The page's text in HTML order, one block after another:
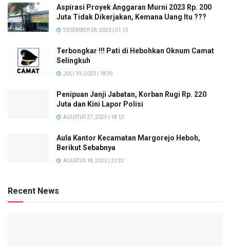
Aspirasi Proyek Anggaran Murni 2023 Rp. 200
Juta Tidak Dikerjakan, Kemana Uang Itu ???
DESEMBER 28, 2023 | 01:15
Terbongkar !!! Pati di Hebohkan Oknum Camat
Selingkuh
JULI 19, 2023 | 18:39
Penipuan Janji Jabatan, Korban Rugi Rp. 220
Juta dan Kini Lapor Polisi
AGUSTUS 27, 2025 | 18:12
Aula Kantor Kecamatan Margorejo Heboh,
Berikut Sebabnya
AGUSTUS 18, 2023 | 22:32
Recent News